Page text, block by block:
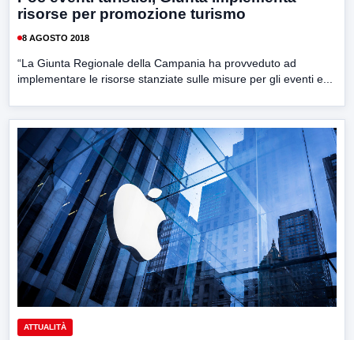
risorse per promozione turismo
8 AGOSTO 2018
“La Giunta Regionale della Campania ha provveduto ad
implementare le risorse stanziate sulle misure per gli eventi e...
ATTUALITÀ